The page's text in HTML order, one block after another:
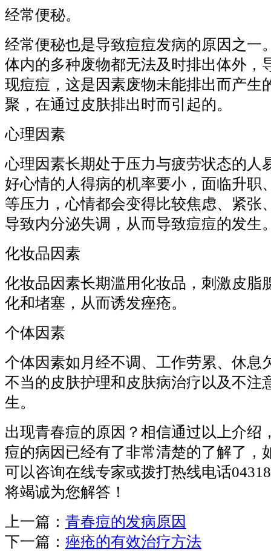
经常便秘。
经常便秘也是导致痘痘发病的原因之一
体内的多种废物都无法及时排出体外，
现痘痘，这是因素废物未能排出而产生
聚，在通过皮肤排出时而引起的。
心理因素
心理因素长期处于压力与疲劳状态的人
好心情的人得病的机率要小，面临升职
等压力，心情都会变得比较焦虑、紧张
导致内分泌失调，从而导致痘痘的发生
化妆品因素
化妆品因素长期滥用化妆品，刺激皮脂
化和堵塞，从而诱发痤疮。
个体因素
个体因素如月经不调、工作劳累、休息
不当的皮肤护理和皮肤病治疗以及不注
生。
出现青春痘的原因？相信通过以上介绍
痘的病因已经有了非常清楚的了解了，
可以咨询在线专家或拨打热线电话
将竭诚为您解答！
上一篇： 青春痘的发病原因
下一篇： 痤疮的有效治疗方法